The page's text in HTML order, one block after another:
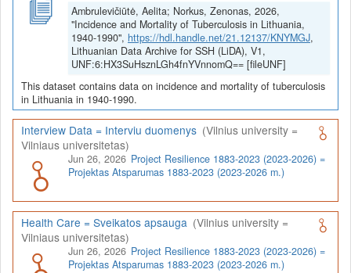
Ambrulevičiūtė, Aelita; Norkus, Zenonas, 2026,
"Incidence and Mortality of Tuberculosis in Lithuania,
1940-1990", https://hdl.handle.net/21.12137/KNYMGJ,
Lithuanian Data Archive for SSH (LiDA), V1,
UNF:6:HX3SuHsznLGh4fnYVnnomQ== [fileUNF]
This dataset contains data on incidence and mortality of tuberculosis
in Lithuania in 1940-1990.
Interview Data = Interviu duomenys (Vilnius university =
Vilniaus universitetas)
Jun 26, 2026 Project Resilience 1883-2023 (2023-2026) =
Projektas Atsparumas 1883-2023 (2023-2026 m.)
Health Care = Sveikatos apsauga (Vilnius university =
Vilniaus universitetas)
Jun 26, 2026 Project Resilience 1883-2023 (2023-2026) =
Projektas Atsparumas 1883-2023 (2023-2026 m.)